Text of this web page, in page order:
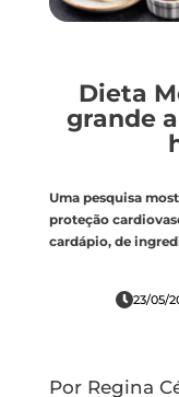
Dieta
grande
Uma pesquisa
proteção
cardápio, de
23/05/
Por Regina